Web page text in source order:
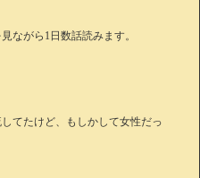
ながら1日数話読みます。
てたけど、もしかして女性だっ